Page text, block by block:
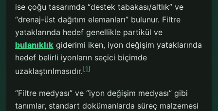
ise çoğu tasarımda “destek tabakası/altlık” ve
“drenaj-üst dağıtım elemanları” bulunur. Filtre
yataklarında hedef genellikle partikül ve
bulanıklık giderimi iken, iyon değişim yataklarında
hedef belirli iyonların seçici biçimde
uzaklaştırılmasıdır.[1]
“Filtre medyası” ve “iyon değişim medyası” gibi
tanımlar, standart dokümanlarda süreç malzemesi